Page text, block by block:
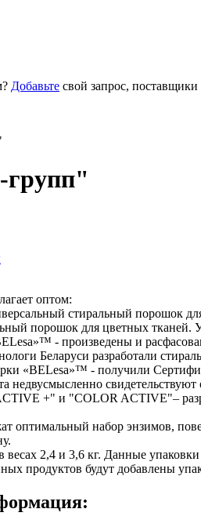
Добавьте свой запрос, поставщики
оптом:
стиральный порошок
порошок для цветных
- произведены и
Беларуси разработали
«BELesa»™ - получили
недвусмысленно свидетельствуют
+" и "COLOR ACTIVE"–
оптимальный набор энзимов,
2,4 и 3,6 кг. Данные
продуктов будут добавлены